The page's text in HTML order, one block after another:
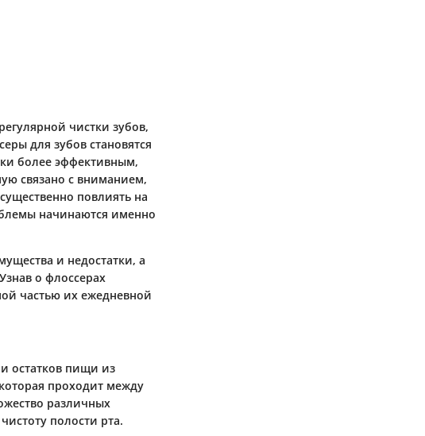
чистки зубов,
для зубов становятся
более эффективным,
связано с вниманием,
повлиять на
начинаются именно
и недостатки, а
о флоссерах
частью их ежедневной
остатков пищи из
проходит между
различных
полости рта.